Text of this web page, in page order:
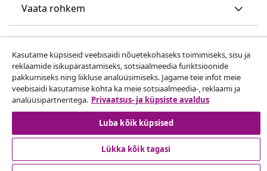
Vaata rohkem
© 2008-2026 vidaXL www.vidaxl.ee on vidaXL Marketplace
Kasutame küpsiseid veebisaidi nõuetekohaseks toimimiseks, sisu ja
reklaamide isikupärastamiseks, sotsiaalmeedia funktsioonide
pakkumiseks ning liikluse analüüsimiseks. Jagame teie infot meie
veebisaidi kasutamise kohta ka meie sotsiaalmeedia-, reklaami ja
analüüsipartneritega. Privaatsus- ja küpsiste avaldus
Luba kõik küpsised
Lükka kõik tagasi